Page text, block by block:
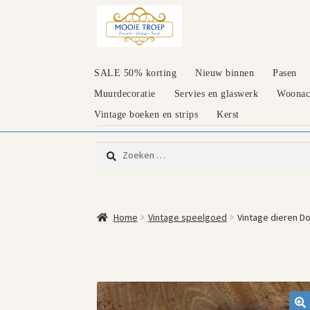
door
naar
SALE 50% korting Nieuw binnen
Pasen
Muurdecoratie
Servies en glaswerk
Vintage boeken en strips
Kerst
Zoeken
naar:
Home Vintage speelgoed Vintage dieren